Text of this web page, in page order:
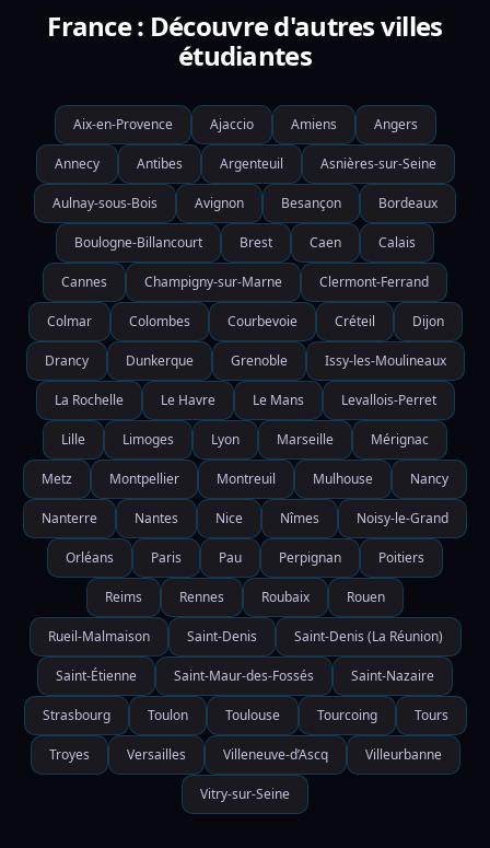
France : Découvre d'autres villes
étudiantes
Aix-en-Provence Ajaccio Amiens Angers
Annecy Antibes Argenteuil Asnières-sur-Seine
Aulnay-sous-Bois Avignon Besançon Bordeaux
Boulogne-Billancourt Brest Caen Calais
Cannes Champigny-sur-Marne Clermont-Ferrand
Colmar Colombes Courbevoie Créteil Dijon
Drancy Dunkerque Grenoble Issy-les-Moulineaux
La Rochelle Le Havre Le Mans Levallois-Perret
Lille Limoges Lyon Marseille Mérignac
Metz Montpellier Montreuil Mulhouse Nancy
Nanterre Nantes Nice Nîmes Noisy-le-Grand
Orléans Paris Pau Perpignan Poitiers
Reims Rennes Roubaix Rouen
Rueil-Malmaison Saint-Denis Saint-Denis (La Réunion)
Saint-Étienne Saint-Maur-des-Fossés Saint-Nazaire
Strasbourg Toulon Toulouse Tourcoing Tours
Troyes Versailles Villeneuve-d’Ascq Villeurbanne
Vitry-sur-Seine